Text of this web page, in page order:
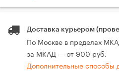
Доставка курьером
По Москве в пределах
за МКАД — от 900 руб.
Дополнительные способы